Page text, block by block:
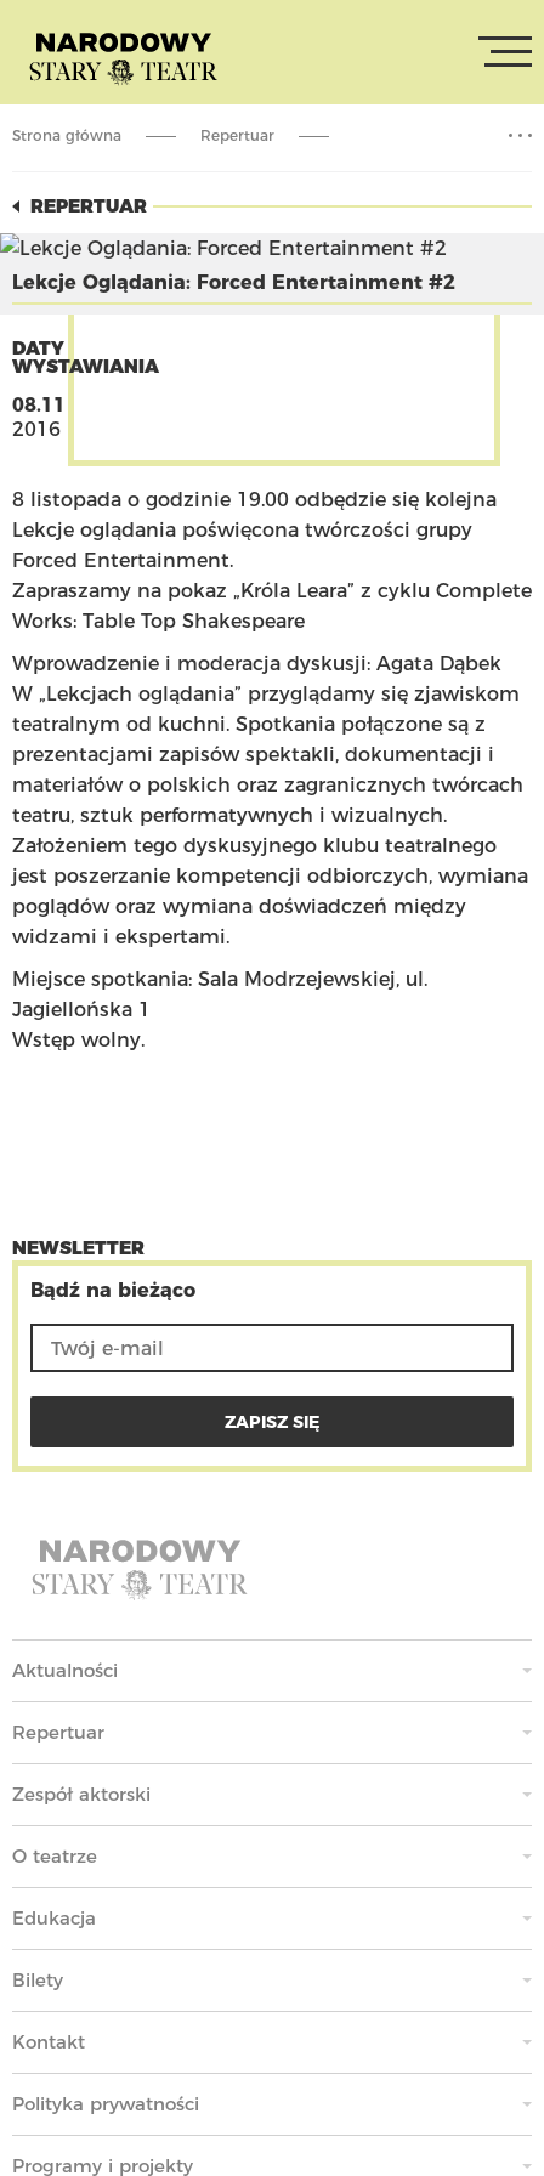
Strona główna
Repertuar
REPERTUAR
Lekcje Oglądania: Forced Entertainment #2
DATY
WYSTAWIANIA
08.11
2016
8 listopada o godzinie 19.00 odbędzie się kolejna
Lekcje oglądania poświęcona twórczości grupy
Forced Entertainment.
Zapraszamy na pokaz „Króla Leara” z cyklu Complete
Works: Table Top Shakespeare
Wprowadzenie i moderacja dyskusji: Agata Dąbek
W „Lekcjach oglądania” przyglądamy się zjawiskom
teatralnym od kuchni. Spotkania połączone są z
prezentacjami zapisów spektakli, dokumentacji i
materiałów o polskich oraz zagranicznych twórcach
teatru, sztuk performatywnych i wizualnych.
Założeniem tego dyskusyjnego klubu teatralnego
jest poszerzanie kompetencji odbiorczych, wymiana
poglądów oraz wymiana doświadczeń między
widzami i ekspertami.
Miejsce spotkania: Sala Modrzejewskiej, ul.
Jagiellońska 1
Wstęp wolny.
NEWSLETTER
Bądź na bieżąco
Aktualności
Repertuar
Zespół aktorski
O teatrze
Edukacja
Bilety
Kontakt
Polityka prywatności
Programy i projekty